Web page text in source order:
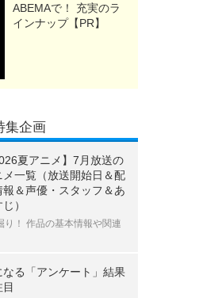
ABEMAで！ 充実のラ
インナップ【PR】
集企画
夏アニメ】7月放送の
メ一覧（放送開始日＆配
報＆声優・スタッフ＆あ
）
り！ 作品の基本情報や関連
なる「アンケート」結果